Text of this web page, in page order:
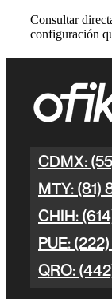
Consultar
configuración
CDMX:
MTY: (81)
CHIH:
PUE:
QRO: